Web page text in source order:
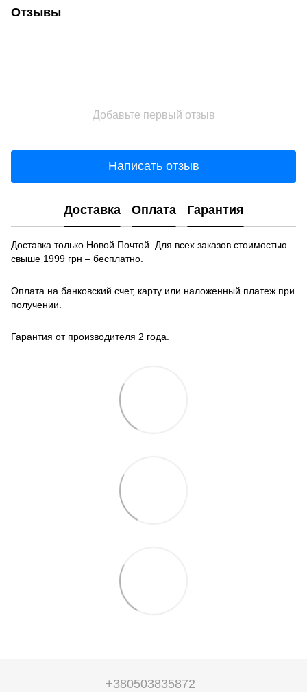
Отзывы
Добавьте первый отзыв
Написать отзыв
Доставка Оплата Гарантия
Доставка только Новой Почтой. Для всех заказов стоимостью
свыше 1999 грн – бесплатно.
Оплата на банковский счет, карту или наложенный платеж при
получении.
Гарантия от производителя 2 года.
+380503835872